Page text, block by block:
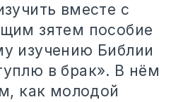
вместе с
зятем пособие
изучению Библии
в брак». В нём
как молодой